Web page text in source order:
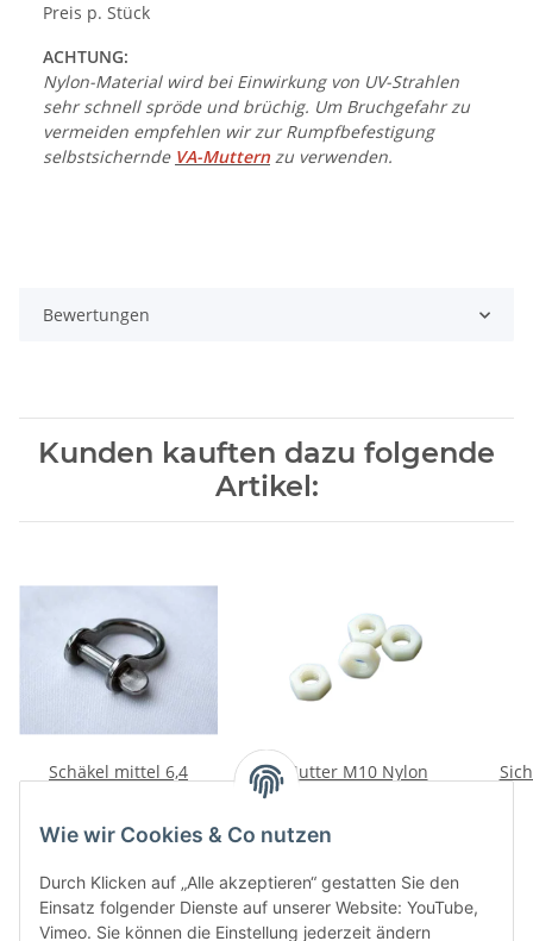
Preis p. Stück
ACHTUNG:
Nylon-Material wird bei Einwirkung von UV-Strahlen
sehr schnell spröde und brüchig. Um Bruchgefahr zu
vermeiden empfehlen wir zur Rumpfbefestigung
selbstsichernde VA-Muttern zu verwenden.
Bewertungen
Kunden kauften dazu folgende
Artikel:
Schäkel mittel 6,4
Mutter M10 Nylon
Wie wir Cookies & Co nutzen
Durch Klicken auf „Alle akzeptieren“ gestatten Sie den
Einsatz folgender Dienste auf unserer Website: YouTube,
Vimeo. Sie können die Einstellung jederzeit ändern